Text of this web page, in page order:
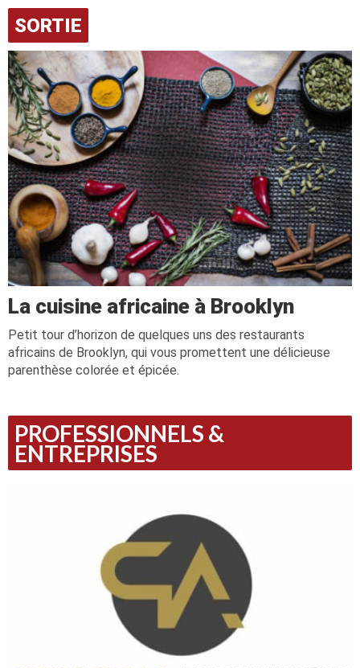
SORTIE
La cuisine africaine à Brooklyn
Petit tour d’horizon de quelques uns des restaurants
africains de Brooklyn, qui vous promettent une délicieuse
parenthèse colorée et épicée.
PROFESSIONNELS &
ENTREPRISES